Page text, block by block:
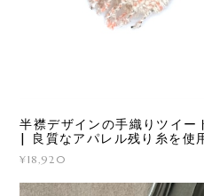
半襟デザインの手織りツイ
| 良質なアパレル残り糸を使
¥18,920